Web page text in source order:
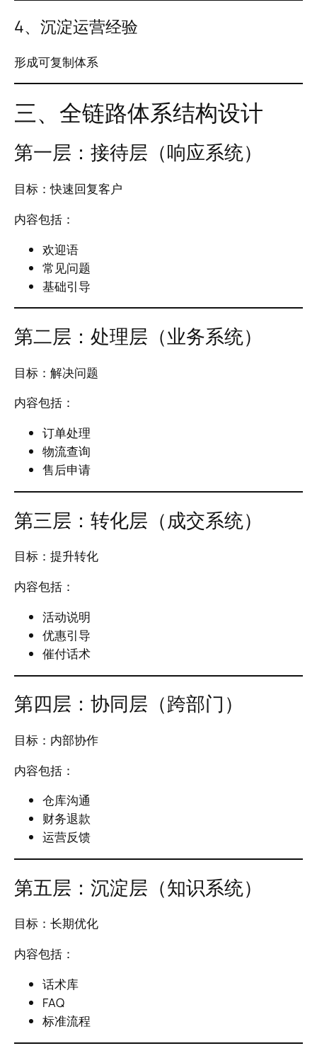
4、沉淀运营经验
形成可复制体系
三、全链路体系结构设计
第一层：接待层（响应系统）
目标：快速回复客户
内容包括：
欢迎语
常见问题
基础引导
第二层：处理层（业务系统）
目标：解决问题
内容包括：
订单处理
物流查询
售后申请
第三层：转化层（成交系统）
目标：提升转化
内容包括：
活动说明
优惠引导
催付话术
第四层：协同层（跨部门）
目标：内部协作
内容包括：
仓库沟通
财务退款
运营反馈
第五层：沉淀层（知识系统）
目标：长期优化
内容包括：
话术库
FAQ
标准流程